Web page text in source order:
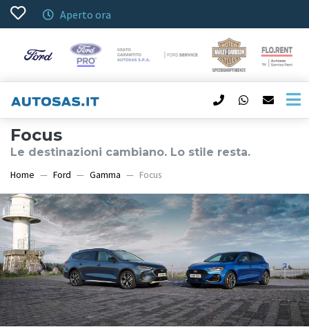
Aperto ora
Focus
Le destinazioni cambiano. Lo stile resta.
Home Ford Gamma Focus